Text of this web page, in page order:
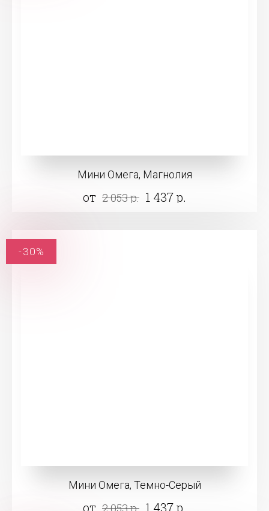
Мини Омега, Магнолия
от 2 053 р. 1 437 р.
Мини Омега, Темно-Серый
от 2 053 р. 1 437 р.
-30%